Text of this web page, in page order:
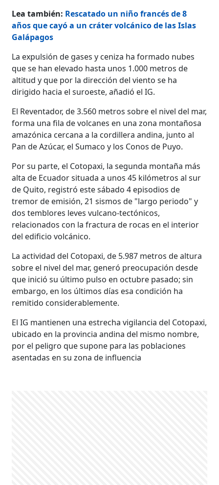
Lea también: Rescatado un niño francés de 8
años que cayó a un cráter volcánico de las Islas
Galápagos
La expulsión de gases y ceniza ha formado nubes
que se han elevado hasta unos 1.000 metros de
altitud y que por la dirección del viento se ha
dirigido hacia el suroeste, añadió el IG.
El Reventador, de 3.560 metros sobre el nivel del mar,
forma una fila de volcanes en una zona montañosa
amazónica cercana a la cordillera andina, junto al
Pan de Azúcar, el Sumaco y los Conos de Puyo.
Por su parte, el Cotopaxi, la segunda montaña más
alta de Ecuador situada a unos 45 kilómetros al sur
de Quito, registró este sábado 4 episodios de
tremor de emisión, 21 sismos de "largo periodo" y
dos temblores leves vulcano-tectónicos,
relacionados con la fractura de rocas en el interior
del edificio volcánico.
La actividad del Cotopaxi, de 5.987 metros de altura
sobre el nivel del mar, generó preocupación desde
que inició su último pulso en octubre pasado; sin
embargo, en los últimos días esa condición ha
remitido considerablemente.
El IG mantienen una estrecha vigilancia del Cotopaxi,
ubicado en la provincia andina del mismo nombre,
por el peligro que supone para las poblaciones
asentadas en su zona de influencia